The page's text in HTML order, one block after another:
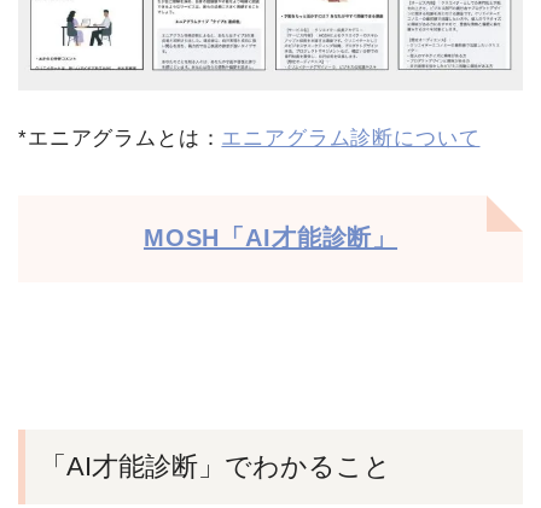
*エニアグラムとは： エニアグラム診断について
MOSH「AI才能診断」
「AI才能診断」でわかること